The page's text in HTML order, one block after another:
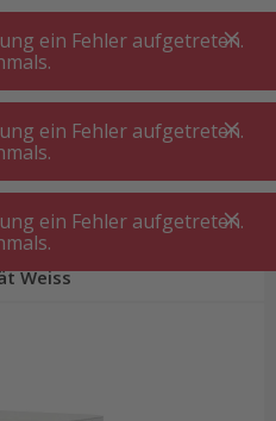
SUCHE
Compact 8 SG Klimagerät
Dolceclima Compact 8
Weiss
ein Fehler aufgetreten.
ein Fehler aufgetreten.
ein Fehler aufgetreten.